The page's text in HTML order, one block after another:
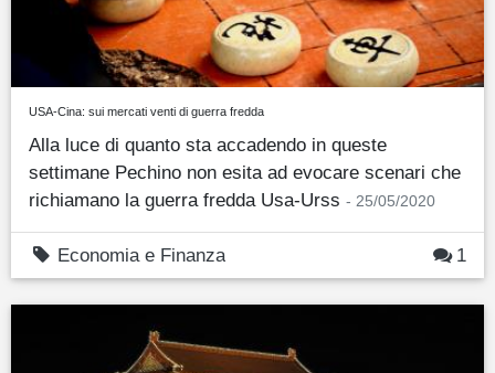
USA-Cina: sui mercati venti di guerra fredda
Alla luce di quanto sta accadendo in queste
settimane Pechino non esita ad evocare scenari che
richiamano la guerra fredda Usa-Urss - 25/05/2020
Economia e Finanza 1